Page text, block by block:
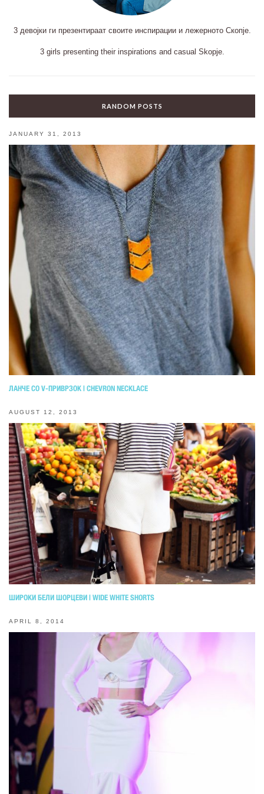
3 девојки ги презентираат своите инспирации и лежерното Скопје.
3 girls presenting their inspirations and casual Skopje.
RANDOM POSTS
JANUARY 31, 2013
ЛАНЧЕ СО V-ПРИВРЗОК | CHEVRON NECKLACE
AUGUST 12, 2013
ШИРОКИ БЕЛИ ШОРЦЕВИ | WIDE WHITE SHORTS
APRIL 8, 2014